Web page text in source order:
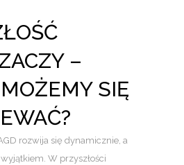
–
SIĘ
rozwija się dynamicznie, a
W przyszłości